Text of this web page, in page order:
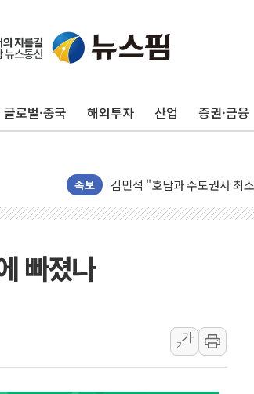
글로벌·중국 해외투자 산업 증권·금융
속보
김건희, '로저비비에 선물' 김
"HBF 표준 공개로 상용화
NH농협금융, '경영계획
신창재 교보생명 의장 "수수
'반도체 독주' 끝나나…이번
웰컴저축은행, 전 직원 '1인 1
종합특검, '채상병 사건 관여'
황희, '폐버스 주택' 논란 대국
빠졌나
가
가